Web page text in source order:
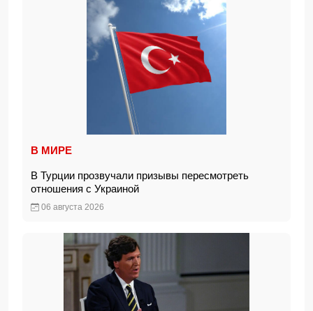
В МИРЕ
В Турции прозвучали призывы пересмотреть
отношения с Украиной
06 августа 2026